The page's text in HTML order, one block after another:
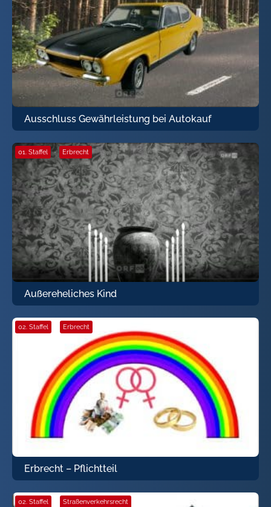
Ausschluss Gewährleistung bei Autokauf
01. Staffel · Erbrecht
Außereheliches Kind
02. Staffel Erbrecht
Erbrecht – Pflichtteil
02. Staffel Straßenverkehrsrecht